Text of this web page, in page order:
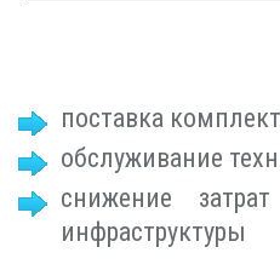
поставка
обслуживание
снижение
инфраструктуры